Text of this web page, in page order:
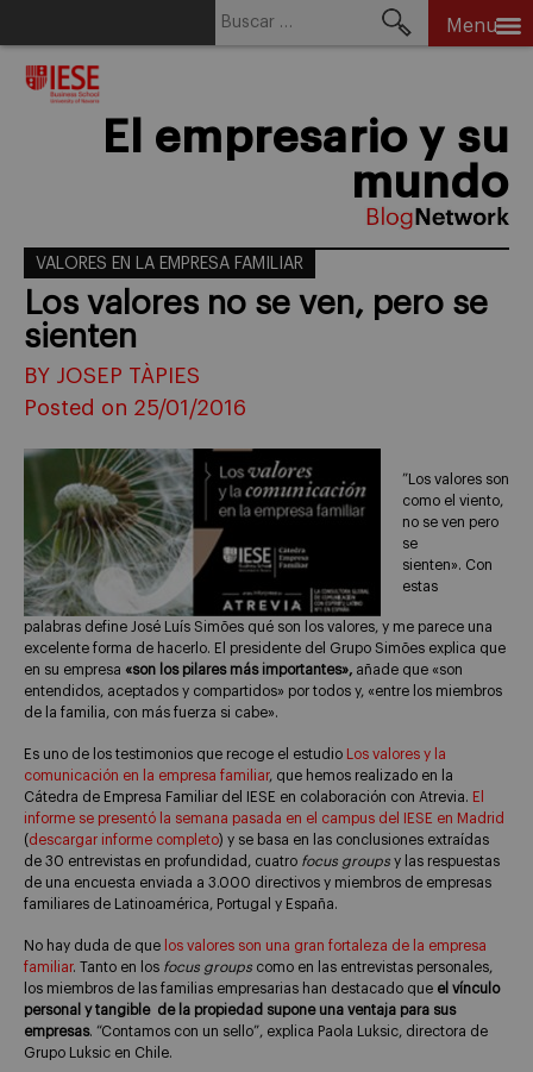
Menu
El empresario y su
mundo
VALORES EN LA EMPRESA FAMILIAR
Los valores no se ven, pero se
sienten
BY JOSEP TÀPIES
Posted on 25/01/2016
”Los valores son
como el viento,
no se ven pero
se
sienten». Con
estas
palabras define José Luís Simões qué son los valores, y me parece una
excelente forma de hacerlo. El presidente del Grupo Simões explica que
en su empresa «son los pilares más importantes», añade que «son
entendidos, aceptados y compartidos» por todos y, «entre los miembros
de la familia, con más fuerza si cabe».
Es uno de los testimonios que recoge el estudio
Los valores y la
comunicación en la empresa familiar, que hemos realizado en la
Cátedra de Empresa Familiar del IESE en colaboración con Atrevia. El
informe se presentó la semana pasada en el campus del IESE en Madrid
(descargar informe completo) y se basa en las conclusiones extraídas
de 30 entrevistas en profundidad, cuatro focus groups y las respuestas
de una encuesta enviada a 3.000 directivos y miembros de empresas
familiares de Latinoamérica, Portugal y España.
No hay duda de que los valores son una gran fortaleza de la empresa
familiar. Tanto en los focus groups como en las entrevistas personales,
los miembros de las familias empresarias han destacado que el vínculo
personal y tangible de la propiedad supone una ventaja para sus
empresas. “Contamos con un sello”, explica Paola Luksic, directora de
Grupo Luksic en Chile.